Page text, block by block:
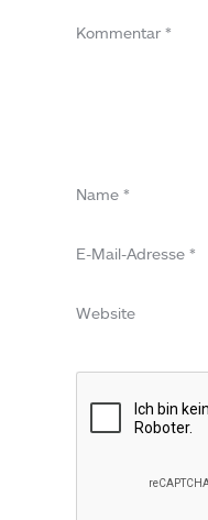
Kommentar *
Name *
E-Mail-Adresse *
Website